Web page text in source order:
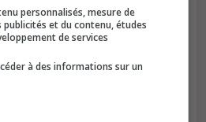
personnalisés, mesure de
et du contenu, études
de services
à des informations sur un